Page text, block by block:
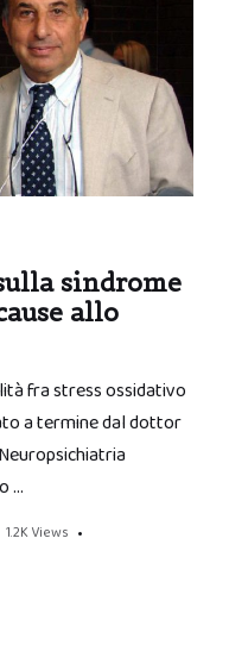
sindrome
allo
fra stress ossidativo
a termine dal dottor
…
1.2K Views